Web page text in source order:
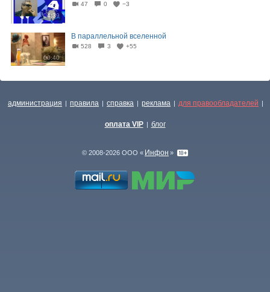
04:39
47 0 −3
00:40
В параллельной вселенной
528 3 +55
администрация | правила | справка | реклама | для правообладателей |
оплата VIP | блог
© 2008-2026 ООО « Инфон »